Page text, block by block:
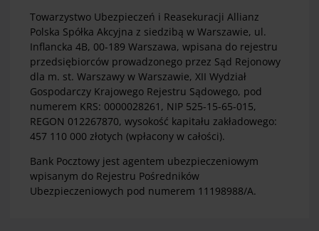
Towarzystwo Ubezpieczeń i Reasekuracji Allianz
Polska Spółka Akcyjna z siedzibą w Warszawie, ul.
Inflancka 4B, 00-189 Warszawa, wpisana do rejestru
przedsiębiorców prowadzonego przez Sąd Rejonowy
dla m. st. Warszawy w Warszawie, XII Wydział
Gospodarczy Krajowego Rejestru Sądowego, pod
numerem KRS: 0000028261, NIP 525-15-65-015,
REGON 012267870, wysokość kapitału zakładowego:
457 110 000 złotych (wpłacony w całości).
Bank Pocztowy jest agentem ubezpieczeniowym
wpisanym do Rejestru Pośredników
Ubezpieczeniowych pod numerem 11198988/A.